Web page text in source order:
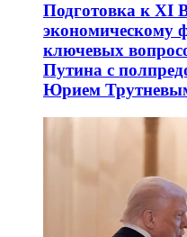
Подготовка к XI
экономическому
ключевых
Путина с
Юрием